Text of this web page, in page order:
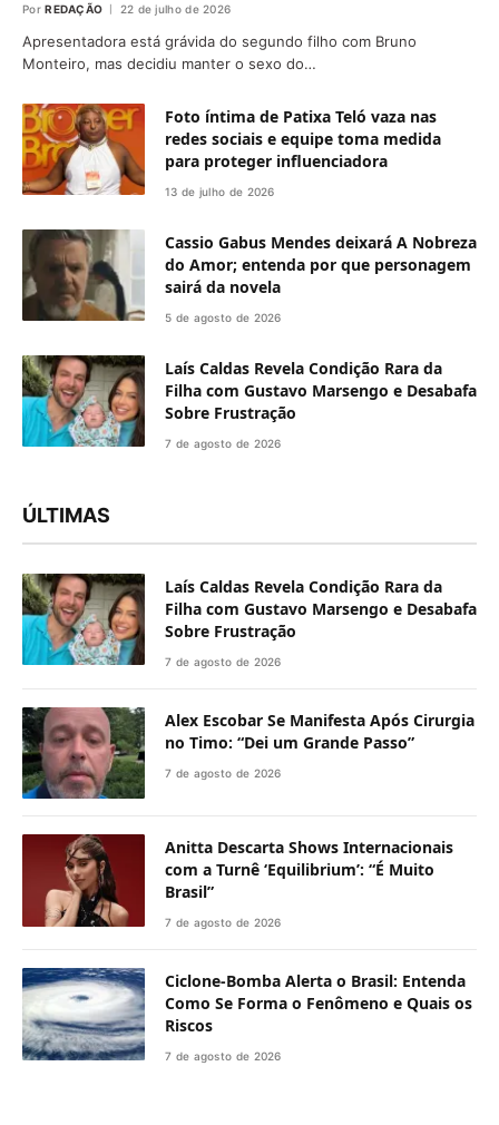
Por REDAÇÃO 22 de julho de 2026
Apresentadora está grávida do segundo filho com Bruno
Monteiro, mas decidiu manter o sexo do…
Foto íntima de Patixa Teló vaza nas
redes sociais e equipe toma medida
para proteger influenciadora
13 de julho de 2026
Cassio Gabus Mendes deixará A Nobreza
do Amor; entenda por que personagem
sairá da novela
5 de agosto de 2026
Laís Caldas Revela Condição Rara da
Filha com Gustavo Marsengo e Desabafa
Sobre Frustração
7 de agosto de 2026
ÚLTIMAS
Laís Caldas Revela Condição Rara da
Filha com Gustavo Marsengo e Desabafa
Sobre Frustração
7 de agosto de 2026
Alex Escobar Se Manifesta Após Cirurgia
no Timo: “Dei um Grande Passo”
7 de agosto de 2026
Anitta Descarta Shows Internacionais
com a Turnê ‘Equilibrium’: “É Muito
Brasil”
7 de agosto de 2026
Ciclone-Bomba Alerta o Brasil: Entenda
Como Se Forma o Fenômeno e Quais os
Riscos
7 de agosto de 2026